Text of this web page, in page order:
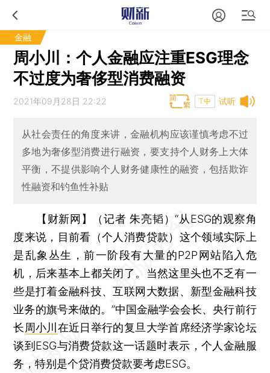
金融
周小川：个人金融应注重ESG理念
不过度为奢侈型消费融资
试听
2021年09月28日 22:22 T中
从社会责任的角度来讲，金融机构应该谨慎考虑不过
多地为奢侈型消费进行融资，要支持个人财务上大体
平衡，不提供影响个人财务健康性的融资，包括欺诈
性融资和钓鱼性补贴
【财新网】（记者 朱亮韬）“从ESG的观察角
度来说，目前看（个人消费贷款）这个领域实际上
是乱象丛生，前一阶段有大量的P2P网站陷入危
机，后来基本上都关闭了。当然这里头也不乏有一
些是打着金融科技、互联网大数据、新型金融科技
业务的旗号来做的。”中国金融学会会长、央行前行
长周小川 在近日举行的复旦大学首席经济学家论坛
谈到ESG与消费贷款这一话题时表示，个人金融服
务，特别是个贷消费贷款要考虑ESG。